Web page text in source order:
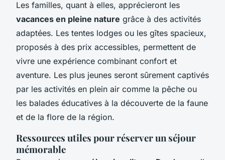
Les familles, quant à elles, apprécieront les
vacances en pleine nature grâce à des activités
adaptées. Les tentes lodges ou les gîtes spacieux,
proposés à des prix accessibles, permettent de
vivre une expérience combinant confort et
aventure. Les plus jeunes seront sûrement captivés
par les activités en plein air comme la pêche ou
les balades éducatives à la découverte de la faune
et de la flore de la région.
Ressources utiles pour réserver un séjour
mémorable